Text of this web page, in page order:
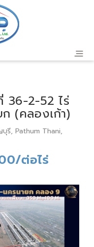
36-2-52 ไร่
(คลองเก้า)
รี, Pathum Thani,
ต่อไร่